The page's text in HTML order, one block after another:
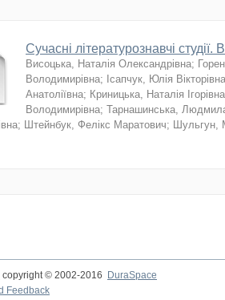
Сучасні літературознавчі студії.
Висоцька, Наталія Олександрівна;
Володимирівна; Ісапчук, Юлія Вікторівна
Анатоліївна; Криницька, Наталія Ігорівна
Володимирівна; Тарнашинська,
; Штейнбук, Фелікс Маратович; Шульгун,
copyright © 2002-2016 DuraSpace
Feedback